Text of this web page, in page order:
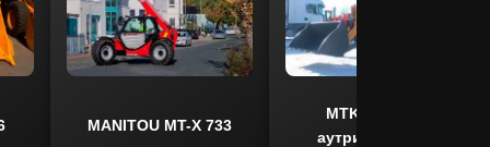
MANITOU MT-X 733
MTK TL2500 с
аутригерами 7м